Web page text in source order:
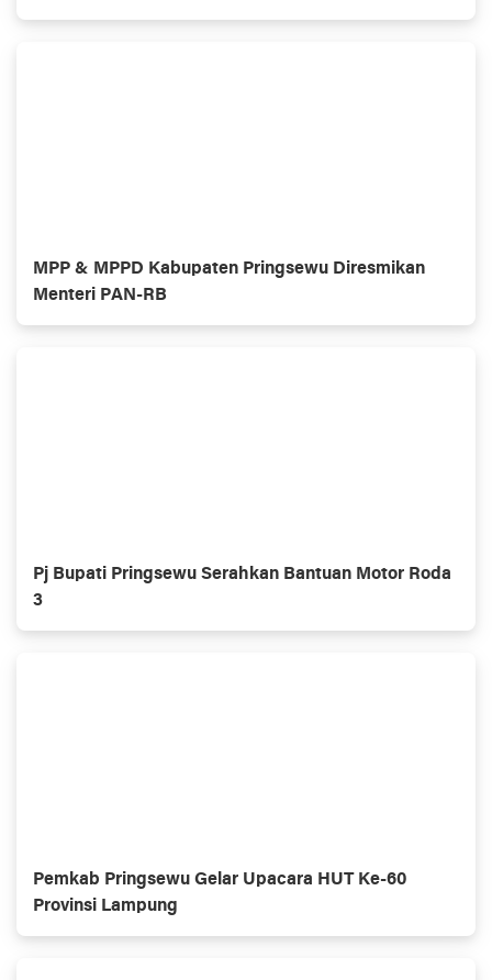
MPP & MPPD Kabupaten Pringsewu Diresmikan
Menteri PAN-RB
Pj Bupati Pringsewu Serahkan Bantuan Motor Roda
3
Pemkab Pringsewu Gelar Upacara HUT Ke-60
Provinsi Lampung